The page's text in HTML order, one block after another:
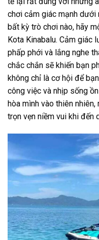
chơi cảm giác mạnh dưới
bất kỳ trò chơi nào, hãy
Kota Kinabalu. Cảm giác
phấp phới và lắng nghe
chắc chắn sẽ khiến bạn
không chỉ là cơ hội để
công việc và nhịp sống
hòa mình vào thiên
trọn vẹn niềm vui khi đến